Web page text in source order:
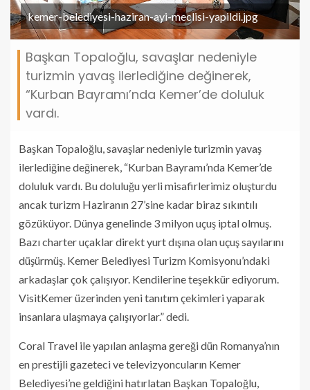
kemer-belediyesi-haziran-ayi-meclisi-yapildi.jpg
Başkan Topaloğlu, savaşlar nedeniyle
turizmin yavaş ilerlediğine değinerek,
“Kurban Bayramı’nda Kemer’de doluluk
vardı.
Başkan Topaloğlu, savaşlar nedeniyle turizmin yavaş
ilerlediğine değinerek, “Kurban Bayramı’nda Kemer’de
doluluk vardı. Bu doluluğu yerli misafirlerimiz oluşturdu
ancak turizm Haziranın 27’sine kadar biraz sıkıntılı
gözüküyor. Dünya genelinde 3 milyon uçuş iptal olmuş.
Bazı charter uçaklar direkt yurt dışına olan uçuş sayılarını
düşürmüş. Kemer Belediyesi Turizm Komisyonu’ndaki
arkadaşlar çok çalışıyor. Kendilerine teşekkür ediyorum.
VisitKemer üzerinden yeni tanıtım çekimleri yaparak
insanlara ulaşmaya çalışıyorlar.” dedi.
Coral Travel ile yapılan anlaşma gereği dün Romanya’nın
en prestijli gazeteci ve televizyoncuların Kemer
Belediyesi’ne geldiğini hatırlatan Başkan Topaloğlu,